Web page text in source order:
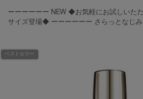
ーーーーーー NEW ◆お気軽にお試しいた
サイズ登場◆ ーーーーーー さらっとなじみ
ベストセラー